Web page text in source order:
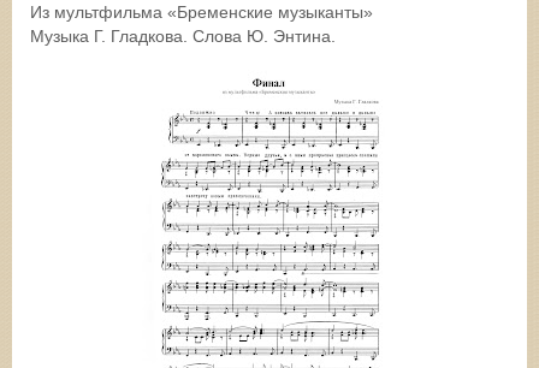
Из мультфильма «Бременские музыканты»
Музыка Г. Гладкова. Слова Ю. Энтина.